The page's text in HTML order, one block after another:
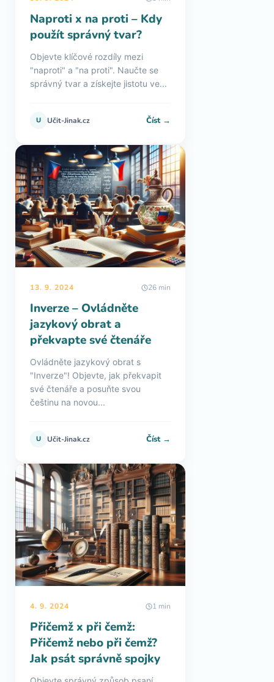
Naproti x na proti – Kdy
použít správný tvar?
Objevte klíčové rozdíly mezi
"naproti" a "na proti". Naučte se
správný tvar a získejte jistotu ve...
U Učit-Jinak.cz Číst →
13. 9. 2024 26 min
Inverze – Ovládněte
jazykový obrat a
překvapte své čtenáře
Ovládněte jazykový obrat s
"Inverze"! Objevte, jak překvapit
své čtenáře a posuňte svou
češtinu na novou...
U Učit-Jinak.cz Číst →
4. 9. 2024 1 min
Přičemž x při čemž:
Přičemž nebo při čemž?
Jak psát správně spojky